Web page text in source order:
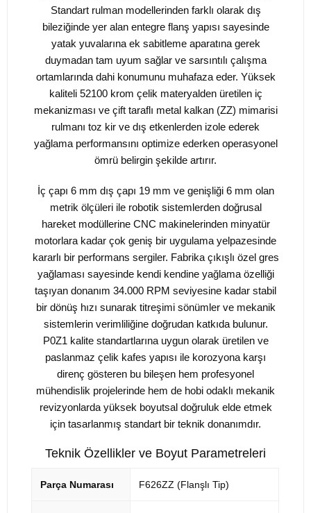
Standart rulman modellerinden farklı olarak dış
bileziğinde yer alan entegre flanş yapısı sayesinde
yatak yuvalarına ek sabitleme aparatına gerek
duymadan tam uyum sağlar ve sarsıntılı çalışma
ortamlarında dahi konumunu muhafaza eder. Yüksek
kaliteli 52100 krom çelik materyalden üretilen iç
mekanizması ve çift taraflı metal kalkan (ZZ) mimarisi
rulmanı toz kir ve dış etkenlerden izole ederek
yağlama performansını optimize ederken operasyonel
ömrü belirgin şekilde artırır.
İç çapı 6 mm dış çapı 19 mm ve genişliği 6 mm olan
metrik ölçüleri ile robotik sistemlerden doğrusal
hareket modüllerine CNC makinelerinden minyatür
motorlara kadar çok geniş bir uygulama yelpazesinde
kararlı bir performans sergiler. Fabrika çıkışlı özel gres
yağlaması sayesinde kendi kendine yağlama özelliği
taşıyan donanım 34.000 RPM seviyesine kadar stabil
bir dönüş hızı sunarak titreşimi sönümler ve mekanik
sistemlerin verimliliğine doğrudan katkıda bulunur.
P0Z1 kalite standartlarına uygun olarak üretilen ve
paslanmaz çelik kafes yapısı ile korozyona karşı
direnç gösteren bu bileşen hem profesyonel
mühendislik projelerinde hem de hobi odaklı mekanik
revizyonlarda yüksek boyutsal doğruluk elde etmek
için tasarlanmış standart bir teknik donanımdır.
Teknik Özellikler ve Boyut Parametreleri
Parça Numarası F626ZZ (Flanşlı Tip)